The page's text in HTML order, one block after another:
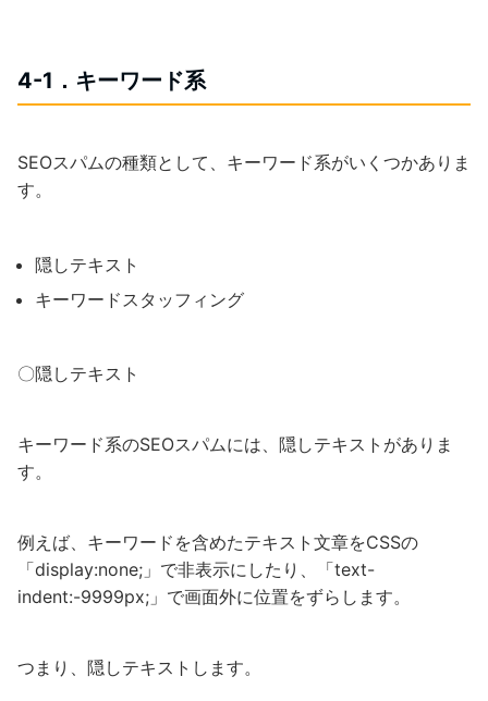
4-1．キーワード系
SEOスパムの種類として、キーワード系がいくつかありま
す。
隠しテキスト
キーワードスタッフィング
〇隠しテキスト
キーワード系のSEOスパムには、隠しテキストがありま
す。
例えば、キーワードを含めたテキスト文章をCSSの
「display:none;」で非表示にしたり、「text-
indent:-9999px;」で画面外に位置をずらします。
つまり、隠しテキストします。